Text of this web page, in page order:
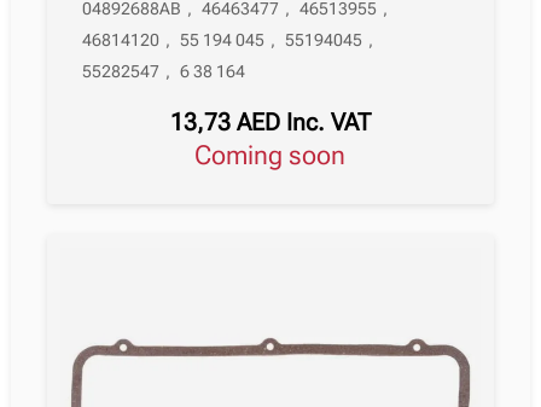
04892688AB , 46463477 , 46513955 ,
46814120 , 55 194 045 , 55194045 ,
55282547 , 6 38 164
13,73 AED Inc. VAT
Coming soon